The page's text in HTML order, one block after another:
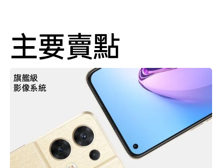
主要賣點
旗艦級
影像系統